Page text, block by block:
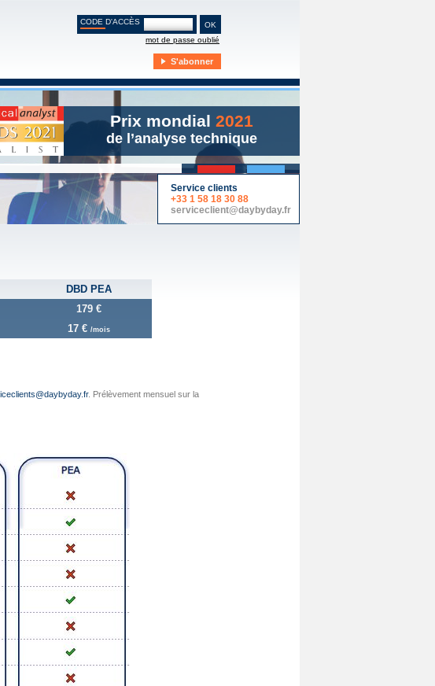
CODE D'ACCÈS
mot de passe oublié
S'abonner
Prix mondial 2021
de l’analyse technique
Day By DayLive
Service clients
+33 1 58 18 30 88
serviceclient@daybyday.fr
DBD PEA
179 €
17 € /mois
. Prélèvement mensuel sur la